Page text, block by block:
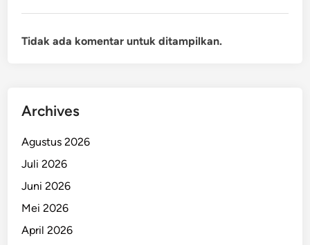
Tidak ada komentar untuk ditampilkan.
Archives
Agustus 2026
Juli 2026
Juni 2026
Mei 2026
April 2026